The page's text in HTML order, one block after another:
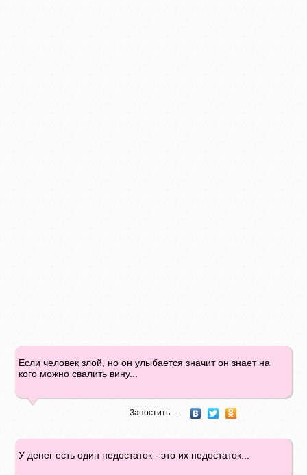
Если человек злой, но он улыбается значит он знает на
кого можно свалить вину...
Запостить —
У денег есть один недостаток - это их недостаток...